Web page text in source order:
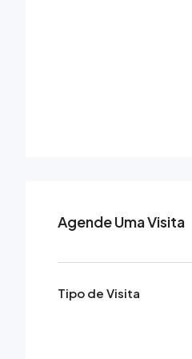
Agende Uma Visita
Tipo de Visita